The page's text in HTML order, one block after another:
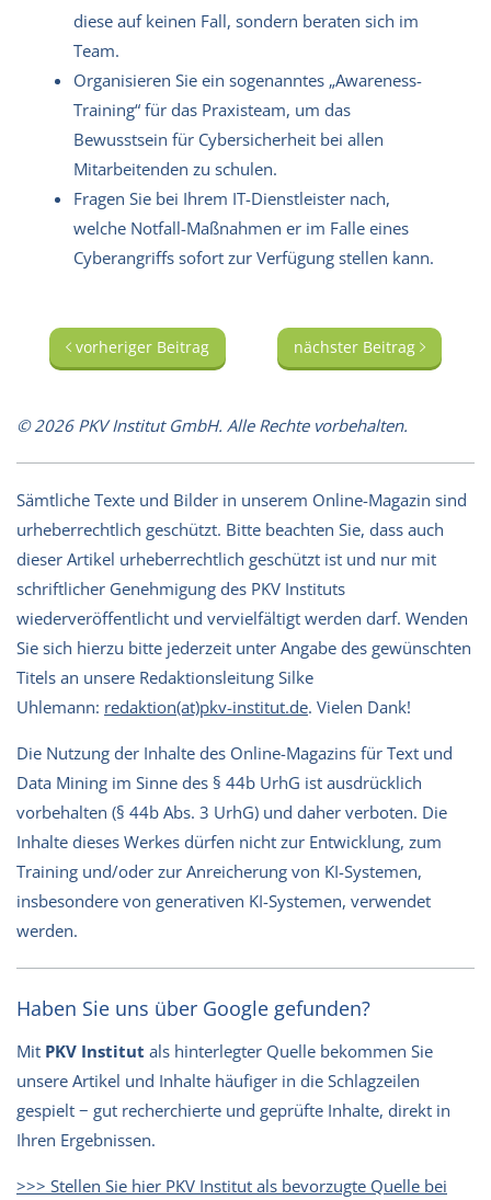
diese auf keinen Fall, sondern beraten sich im
Team.
Organisieren Sie ein sogenanntes „Awareness-
Training“ für das Praxisteam, um das
Bewusstsein für Cybersicherheit bei allen
Mitarbeitenden zu schulen.
Fragen Sie bei Ihrem IT-Dienstleister nach,
welche Notfall-Maßnahmen er im Falle eines
Cyberangriffs sofort zur Verfügung stellen kann.
vorheriger Beitrag nächster Beitrag
© 2026 PKV Institut GmbH. Alle Rechte vorbehalten.
Sämtliche Texte und Bilder in unserem Online-Magazin sind
urheberrechtlich geschützt. Bitte beachten Sie, dass auch
dieser Artikel urheberrechtlich geschützt ist und nur mit
schriftlicher Genehmigung des PKV Instituts
wiederveröffentlicht und vervielfältigt werden darf. Wenden
Sie sich hierzu bitte jederzeit unter Angabe des gewünschten
Titels an unsere Redaktionsleitung Silke
Uhlemann: redaktion(at)pkv-institut.de. Vielen Dank!
Die Nutzung der Inhalte des Online-Magazins für Text und
Data Mining im Sinne des § 44b UrhG ist ausdrücklich
vorbehalten (§ 44b Abs. 3 UrhG) und daher verboten. Die
Inhalte dieses Werkes dürfen nicht zur Entwicklung, zum
Training und/oder zur Anreicherung von KI-Systemen,
insbesondere von generativen KI-Systemen, verwendet
werden.
Haben Sie uns über Google gefunden?
Mit PKV Institut als hinterlegter Quelle bekommen Sie
unsere Artikel und Inhalte häufiger in die Schlagzeilen
gespielt − gut recherchierte und geprüfte Inhalte, direkt in
Ihren Ergebnissen.
>>> Stellen Sie hier PKV Institut als bevorzugte Quelle bei